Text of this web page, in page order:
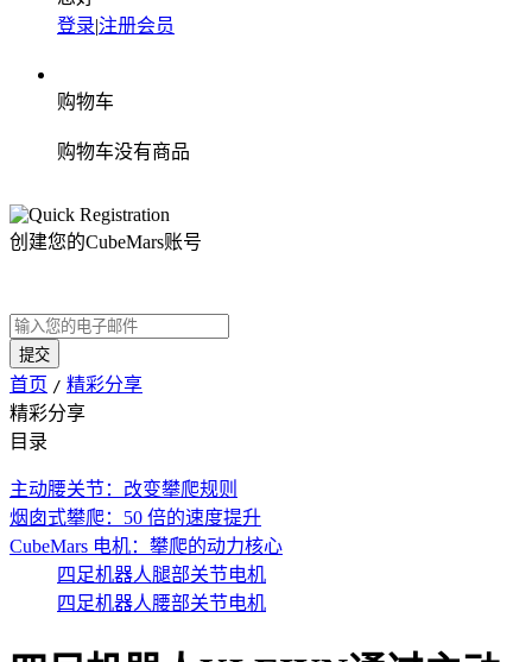
登录|注册会员
购物车
购物车没有商品
创建您的CubeMars账号
首页 / 精彩分享
精彩分享
目录
主动腰关节：改变攀爬规则
烟囱式攀爬：50 倍的速度提升
CubeMars 电机：攀爬的动力核心
四足机器人腿部关节电机
四足机器人腰部关节电机